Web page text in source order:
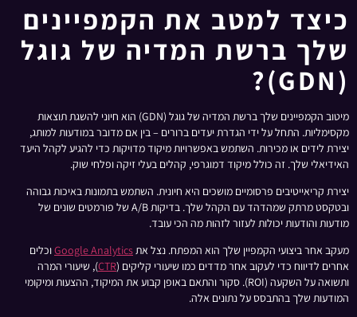
כיצד למטב את הקמפיינים
שלך ברשת המדיה של גוגל
(GDN)?
מיטוב הקמפיינים שלך ברשת המדיה של גוגל (GDN) הוא חיוני להשגת תוצאות
מקסימליות. התחל על ידי הגדרת יעדים ברורים – בין אם מדובר במודעות למותג,
יצירת לידים או מכירות. השתמש באפשרויות מיקוד מדויקות כדי להגיע לקהל היעד
האידיאלי שלך. זה כולל מיקוד דמוגרפי, קהלים בעלי זיקה ופלחי שוק.
יצירת קריאייטיבים פרסומיים מושכים היא חיונית. השתמש בתמונות באיכות גבוהה
ובטקסט מרתק שמהדהד עם הקהל שלך. בדיקות A/B של פורמטים שונים של
מודעות והודעות יכולות לעזור לזהות מה הכי עובד.
מעקב אחר ביצועי הקמפיין שלך הוא המפתח. נצל אתGoogle Analyticsוכלים
אחרים לדיווח כדי לעקוב אחר מדדים כמו שיעורי קליקים (CTR), שיעורי המרה
ותשואה על השקעה (ROI). סקור והתאם באופן קבוע את המיקוד, ההצעות ומיקומי
המודעות שלך בהתבסס על נתונים אלה.